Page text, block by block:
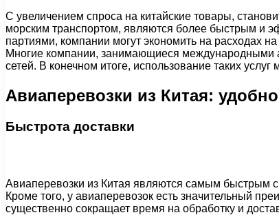
С увеличением спроса на китайские товары,
морским транспортом, являются более быстрым и
партиями, компании могут экономить на расходах
Многие компании, занимающиеся международными
сетей. В конечном итоге, использование таких
Авиаперевозки из Китая:
Быстрота доставки
Авиаперевозки из Китая являются самым быстрым
Кроме того, у авиаперевозок есть значительный
существенно сокращает время на обработку и